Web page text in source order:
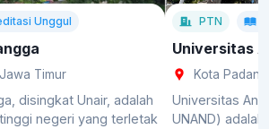
dapat bekerja dalam industri farmasi
untuk mengembangkan,
obat-obatan atau perangkat
Unggul
Timur
disingkat Unair, adalah
negeri yang terletak
PTN
Universitas
Kota
Universitas
UNAND)